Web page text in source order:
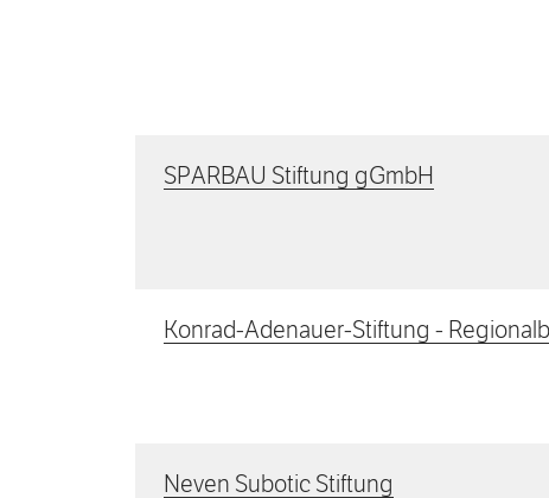
SPARBAU Stiftung gGmbH
Konrad-Adenauer-Stiftung -
Neven Subotic Stiftung